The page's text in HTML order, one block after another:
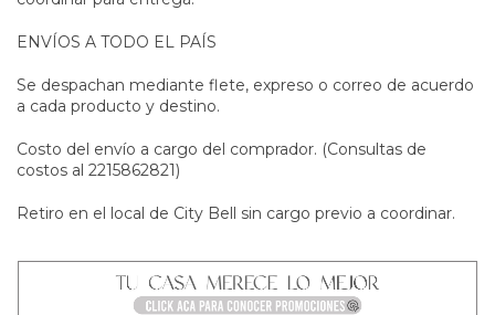
ENVÍOS A TODO EL PAÍS
Se despachan mediante flete, expreso o correo de acuerdo
a cada producto y destino.
Costo del envío a cargo del comprador. (Consultas de
costos al 2215862821)
Retiro en el local de City Bell sin cargo previo a coordinar.